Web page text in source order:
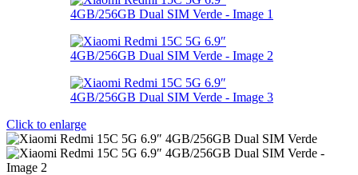
Click to enlarge